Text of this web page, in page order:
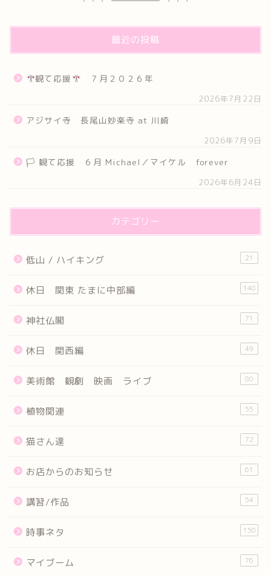
最近の投稿
観て応援 ７月２０２６年
2026年7月22日
アジサイ寺 長尾山妙楽寺 at 川崎
2026年7月9日
🏳 観て応援 ６月 Michael／マイケル forever
2026年6月24日
カテゴリー
低山 / ハイキング 21
休日 関東 たまに中部編 140
神社仏閣 71
休日 関西編 49
美術館 観劇 映画 ライブ 80
植物関連 55
猫さん達 72
お店からのお知らせ 61
講習/作品 54
時事ネタ 150
マイブーム 76